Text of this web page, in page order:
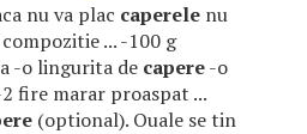
nu va plac caperele nu
... -100 g
-o lingurita de capere-o
fire marar proaspat ...
(optional). Ouale se tin